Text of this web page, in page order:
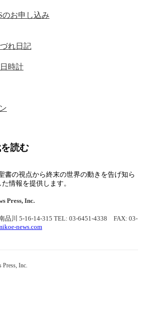
のお申し込み
れ日記
時計
読む
書の視点から終末の世界の動きを告げ知ら
情報を提供します。
Press, Inc.
品川 5-16-14-315 TEL: 03-6451-4338 FAX: 03-
news.com
Inc.